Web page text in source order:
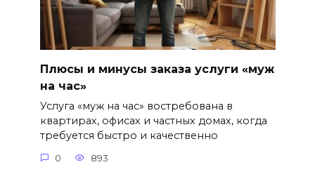
Плюсы и минусы заказа услуги «муж
на час»
Услуга «муж на час» востребована в
квартирах, офисах и частных домах, когда
требуется быстро и качественно
0 893